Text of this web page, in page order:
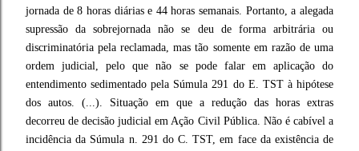
jornada de 8 horas diárias e 44 horas semanais. Portanto, a alegada
supressão da sobrejornada não se deu de forma arbitrária ou
discriminatória pela reclamada, mas tão somente em razão de uma
ordem judicial, pelo que não se pode falar em aplicação do
entendimento sedimentado pela Súmula 291 do E. TST à hipótese
dos autos. (...). Situação em que a redução das horas extras
decorreu de decisão judicial em Ação Civil Pública. Não é cabível a
incidência da Súmula n. 291 do C. TST, em face da existência de